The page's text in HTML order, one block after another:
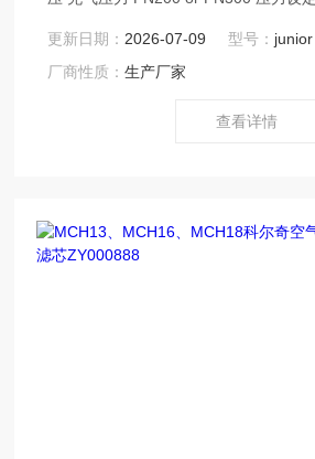
更新日期： 2026-07-09 型号： junior
厂商性质：生产厂家
查看详情